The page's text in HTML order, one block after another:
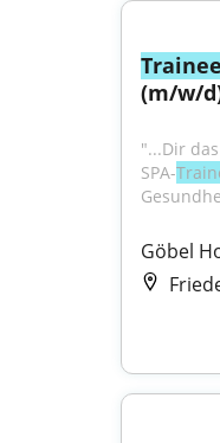
Trainee
(m/w/
"...Dir
SPA-
Göbel